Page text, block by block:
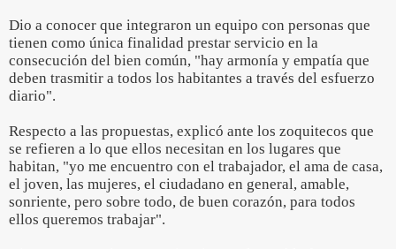
Dio a conocer que integraron un equipo con personas que
tienen como única finalidad prestar servicio en la
consecución del bien común, "hay armonía y empatía que
deben trasmitir a todos los habitantes a través del esfuerzo
diario".
Respecto a las propuestas, explicó ante los zoquitecos que
se refieren a lo que ellos necesitan en los lugares que
habitan, "yo me encuentro con el trabajador, el ama de casa,
el joven, las mujeres, el ciudadano en general, amable,
sonriente, pero sobre todo, de buen corazón, para todos
ellos queremos trabajar".